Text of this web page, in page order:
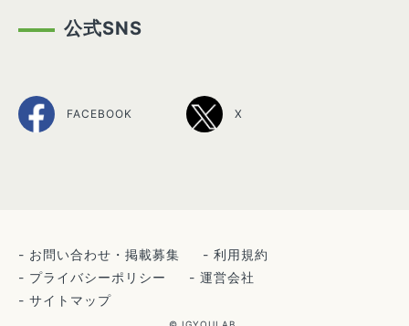
公式SNS
FACEBOOK X
お問い合わせ・掲載募集
利用規約
プライバシーポリシー
運営会社
サイトマップ